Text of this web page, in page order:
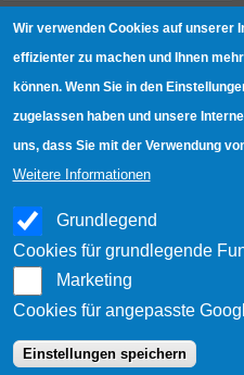
W-LAN
Bestenliste
Gerätetests
Hotspot absichern
WLAN-Testbuch
Datenschutz| Impressum|Kontakt
Wir verwenden Cookies auf unserer
effizienter zu machen und Ihnen
können. Wenn Sie in den
zugelassen haben und unsere
uns, dass Sie mit der Verwendung
Weitere Informationen
Grundlegend
Cookies für grundlegende
Marketing
Cookies für angepasste
Einstellungen speichern